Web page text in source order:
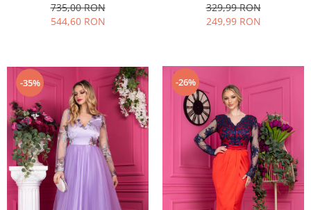
735,00 RON
544,60 RON
329,99 RON
249,99 RON
-35% -26%